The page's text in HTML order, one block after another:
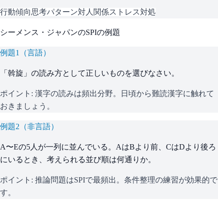
行動傾向思考パターン対人関係ストレス対処
シーメンス・ジャパンのSPIの例題
例題1 （言語）
「斡旋」の読み方として正しいものを選びなさい。
ポイント: 漢字の読みは頻出分野。日頃から難読漢字に触れて
おきましょう。
例題2 （非言語）
A〜Eの5人が一列に並んでいる。AはBより前、CはDより後ろ
にいるとき、考えられる並び順は何通りか。
ポイント: 推論問題はSPIで最頻出。条件整理の練習が効果的で
す。